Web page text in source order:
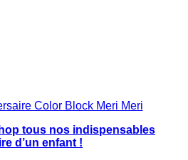
Color Block Meri Meri
tous nos indispensables
d’un enfant !